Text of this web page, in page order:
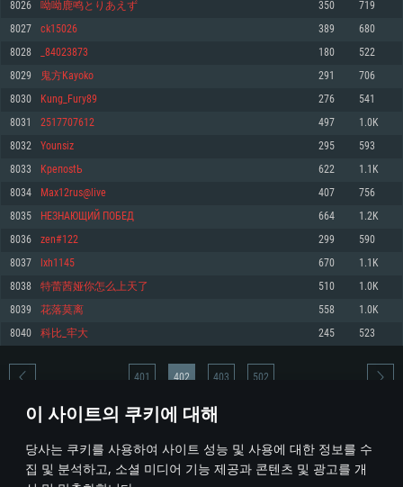
이 사이트의 쿠키에 대해
당사는 쿠키를 사용하여 사이트 성능 및 사용에 대한 정보를 수
집 및 분석하고, 소셜 미디어 기능 제공과 콘텐츠 및 광고를 개
최소사양
운영체제: Windows 10 (64 bit)
프로세서: 2.2 GHz 듀얼코어 이상
메모리: 4GB
그래픽 카드: DirectX 11 이상을 지원하는 AMD Radeon 77XX / NVIDIA
GeForce GT 660. 최소 사양 해상도: 720p
네트워크: 브로드밴드 인터넷
여유 저장 공간: 22.1 GB (최소 클라이언트)
권장 사양
570 혹은 그 이상
여유 저장 공간: 62.2 GB (전체 클라이언트)
최소사양
운영체제: Mac OS Big Sur 11.0
프로세서: 최소 2.2 GHz의 Core i5 (Intel Xeon 은 지원하지 않습니다)
메모리: 6 GB
그래픽 카드: Metal 을 지원하는 Intel Iris Pro 5200 (Mac), 혹은 이와 비슷한 성
능을 가지는 Mac 버전의 AMD/Nvidia. 최소 해상도: 720p
네트워크: 브로드밴드 인터넷
여유 저장 공간: 22.1 GB (최소 클라이언트)
권장 사양
네트워크: 브로드밴드 인터넷
여유 저장 공간: 62.2 GB (전체 클라이언트)
최소사양
운영체제: 64bit Linux 중 최신 버전
프로세서: 2.4 GHz 듀얼코어
메모리: 4 GB
그래픽 카드: Vulkan 을 지원하고, 최신 그래픽 드라이버를 지원하는 NVIDIA
660 (6개월 미만) 혹은 그와 동급의 성능을 가지며 최신 그래픽 드라이버를 지
원하는 AMD (6개월 미만; 최소사양 지원 해상도 720p)
네트워크: 브로드밴드 인터넷
여유 저장 공간: 22.1 GB (최소 클라이언트)
권장 사양
운영체제: Ubuntu 20.04 64bit
프로세서: Intel Core i7
메모리: 16 GB
그래픽 카드: Vulkan 을 지원하고, 최신 그래픽 드라이버를 지원하는 NVIDIA
1060 (6개월 미만) 혹은 그와 동급의 성능을 가지며 최신 그래픽 드라이버를
지원하는 AMD RX 570 (6개월 미만; 최소사양 지원 해상도 720p) 이상
여유 저장 공간: 62.2 GB (전체 클라이언트)
8026 呦呦鹿鸣とりあえず 350 719
8027 ck15026 389 680
8028 _84023873 180 522
8029 鬼方Kayoko 291 706
8030 Kung_Fury89 276 541
8031 2517707612 497 1.0K
8032 Younsiz 295 593
8033 KpeпostЬ 622 1.1K
8034 Max12rus@live 407 756
8035 НЕЗНАЮЩИЙ ПОБЕД 664 1.2K
8036 zen#122 299 590
8037 lxh1145 670 1.1K
8038 特蕾茜娅你怎么上天了 510 1.0K
8039 花落莫离 558 1.0K
8040 科比_牢大 245 523
* 순위표는 매일 1회 갱신됩니다
401 402 403 502